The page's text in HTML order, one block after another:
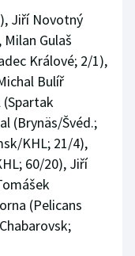
Jiří Novotný
Gulaš
Králové; 2/1),
Bulíř
(Brynäs/Švéd.;
KHL; 21/4),
60/20), Jiří
(Pelicans